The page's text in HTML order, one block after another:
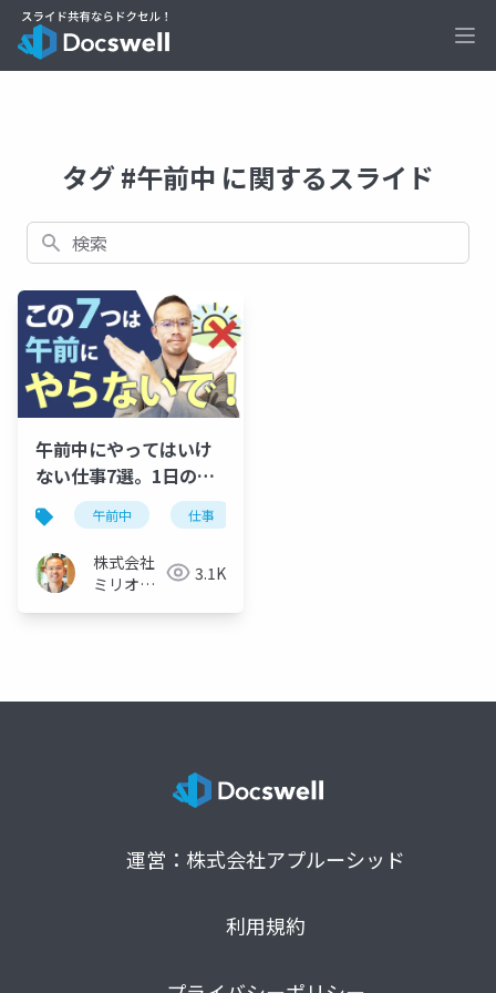
タグ #午前中 に関するスライド
検索
午前中にやってはいけ
ない仕事7選。1日のモ
デルスケジュールも公
開
午前中 仕事
株式会社
ミリオン
3.1K
運営：株式会社アプルーシッド
利用規約